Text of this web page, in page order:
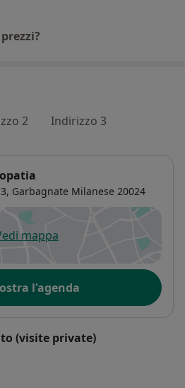
2 Indirizzo 3
Garbagnate Milanese 20024
mappa
si apre in una nuova scheda
l'agenda
(visite private)